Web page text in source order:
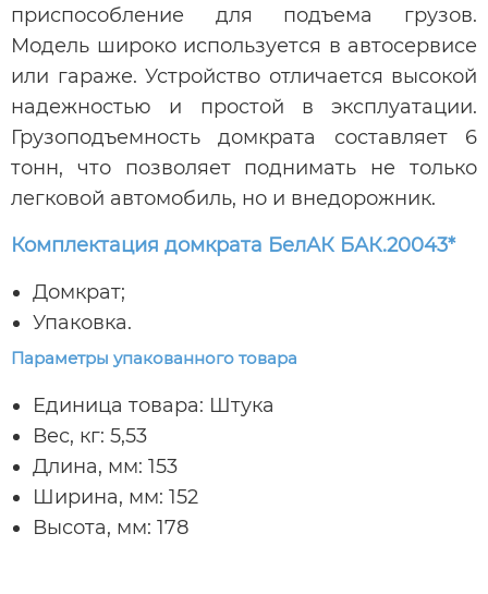
приспособление для подъема грузов.
Модель широко используется в автосервисе
или гараже. Устройство отличается высокой
надежностью и простой в эксплуатации.
Грузоподъемность домкрата составляет 6
тонн, что позволяет поднимать не только
легковой автомобиль, но и внедорожник.
Комплектация домкрата БелАК БАК.20043*
Домкрат;
Упаковка.
Параметры упакованного товара
Единица товара: Штука
Вес, кг: 5,53
Длина, мм: 153
Ширина, мм: 152
Высота, мм: 178